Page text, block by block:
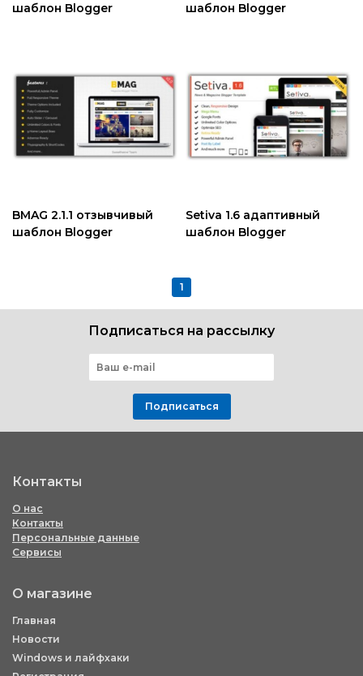
шаблон Blogger
шаблон Blogger
BMAG 2.1.1 отзывчивый
шаблон Blogger
Setiva 1.6 адаптивный
шаблон Blogger
1
Подписаться на рассылку
Подписаться
Контакты
О нас
Контакты
Персональные данные
Сервисы
О магазине
Главная
Новости
Windows и лайфхаки